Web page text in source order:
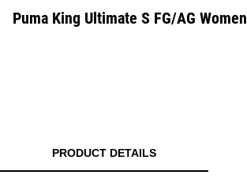
Puma King Ultimate S FG/AG Women
PRODUCT DETAILS